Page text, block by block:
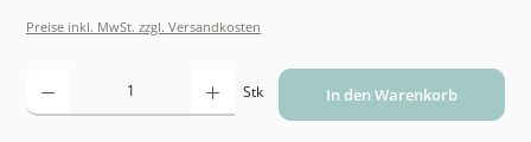
Preise inkl. MwSt. zzgl. Versandkosten
Produkt Anzahl: Gib den gewünschten Wert ein oder benutze die Schaltflächen um die
Stk In den Warenkorb